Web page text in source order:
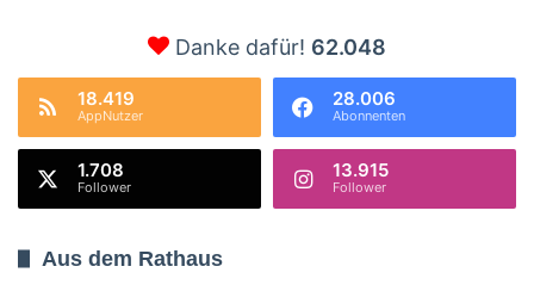
Danke dafür! 62.048
18.419
AppNutzer
28.006
Abonnenten
1.708
Follower
13.915
Follower
Aus dem Rathaus